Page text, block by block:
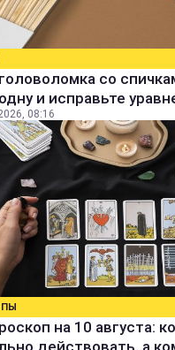
со
и исправьте
08:16
на 10 августа:
действовать, а